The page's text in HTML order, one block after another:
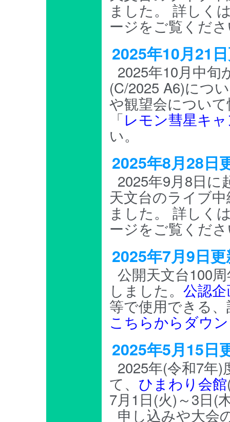
ました。 詳しく
ージをご覧くだ
2025年10月21
2025年10月中
(C/2025 A6)につ
や観望会につい
「レモン彗星キ
い。
2025年8月28日
2025年9月8日
天文台のライブ
ました。 詳しく
ージをご覧くだ
2025年7月9日
公開天文台100
しました。 公認
等で使用できる
こちらからダウ
2025年5月15日
2025年(令和7年
て、 ひまわり会館
7月1日(火)～3日(
申し込みや大会